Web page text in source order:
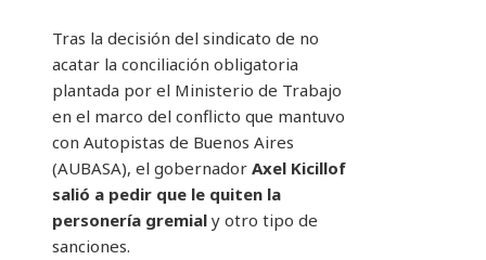
Tras la decisión del sindicato de no
acatar la conciliación obligatoria
plantada por el Ministerio de Trabajo
en el marco del conflicto que mantuvo
con Autopistas de Buenos Aires
(AUBASA), el gobernador Axel Kicillof
salió a pedir que le quiten la
personería gremial y otro tipo de
sanciones.